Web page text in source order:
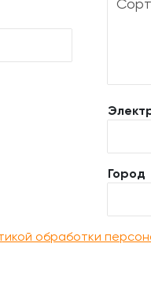
Город
обработки